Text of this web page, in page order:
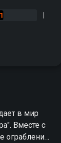
в мир
Вместе с
ограбление